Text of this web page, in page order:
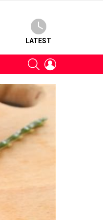
LATEST
SEARCH